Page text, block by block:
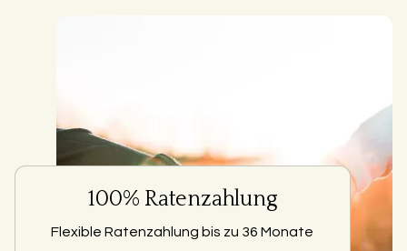
100% Ratenzahlung
Flexible Ratenzahlung bis zu 36 Monate